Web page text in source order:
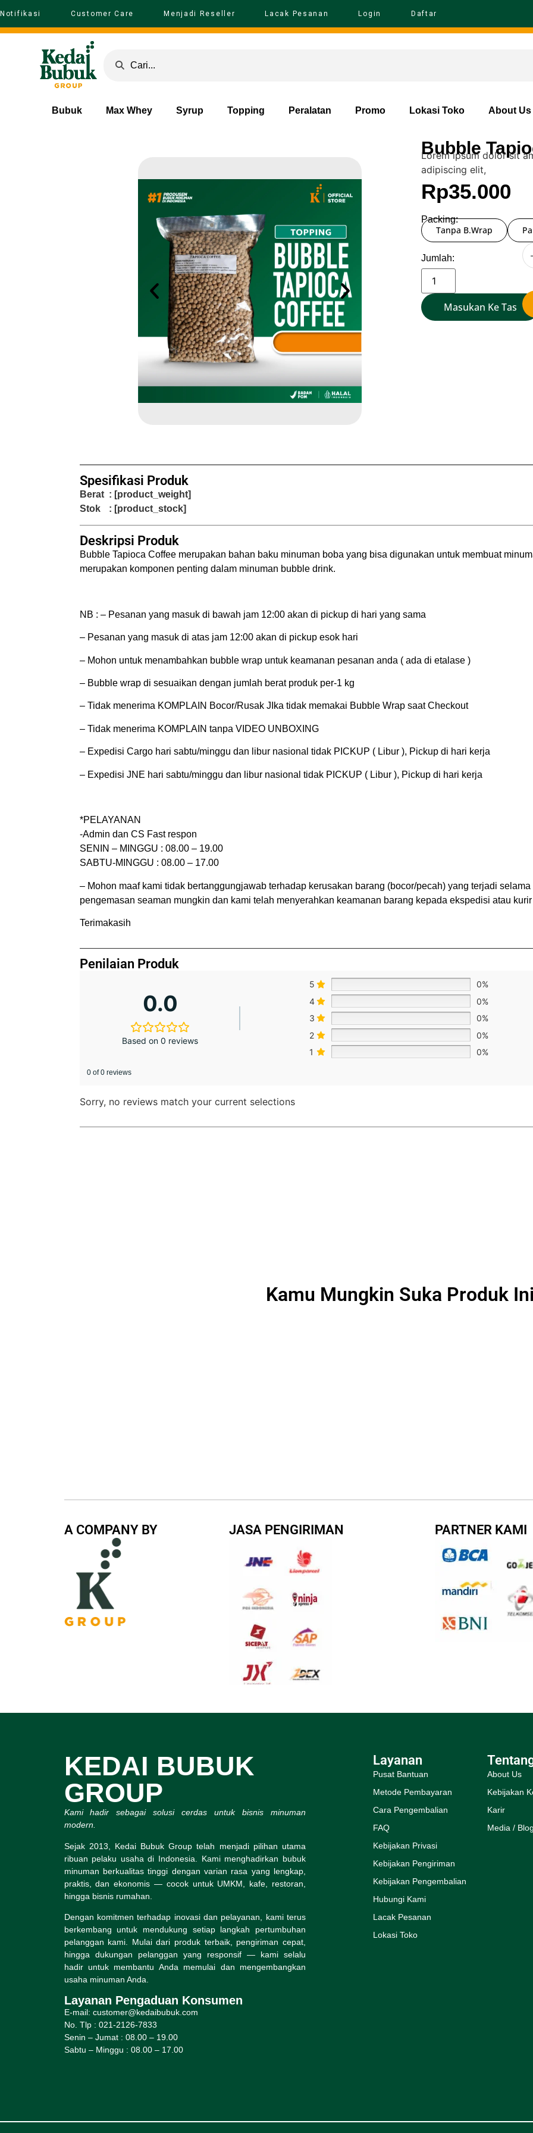
Notifikasi Customer Care Menjadi Reseller Lacak Pesanan Login Daftar
Bubuk Max Whey Syrup Topping Peralatan Promo Lokasi Toko About Us
Bubble
Lorem ipsum dolor sit
adipiscing elit,
Rp35.000
Packing:
Tanpa B.Wrap
Jumlah:
Add To Cart
Spesifikasi Produk
Berat : [product_weight]
Stok
: [product_stock]
Deskripsi Produk
Bubble Tapioca Coffee merupakan bahan baku minuman boba yang bisa digunakan untuk membuat
merupakan komponen penting dalam minuman bubble drink.
NB : – Pesanan yang masuk di bawah jam 12:00 akan di pickup di hari yang sama
– Pesanan yang masuk di atas jam 12:00 akan di pickup esok hari
– Mohon untuk menambahkan bubble wrap untuk keamanan pesanan anda ( ada di etalase )
– Bubble wrap di sesuaikan dengan jumlah berat produk per-1 kg
– Tidak menerima KOMPLAIN Bocor/Rusak JIka tidak memakai Bubble Wrap saat Checkout
– Tidak menerima KOMPLAIN tanpa VIDEO UNBOXING
– Expedisi Cargo hari sabtu/minggu dan libur nasional tidak PICKUP ( Libur ), Pickup di hari kerja
– Expedisi JNE hari sabtu/minggu dan libur nasional tidak PICKUP ( Libur ), Pickup di hari kerja
*PELAYANAN
-Admin dan CS Fast respon
SENIN – MINGGU : 08.00 – 19.00
SABTU-MINGGU : 08.00 – 17.00
– Mohon maaf kami tidak bertanggungjawab terhadap kerusakan barang (bocor/pecah) yang terjadi
pengemasan seaman mungkin dan kami telah menyerahkan keamanan barang kepada ekspedisi atau
Terimakasih
Penilaian Produk
0.0
Based on 0 reviews
5
0%
4
0%
3
0%
2
0%
1
0%
0 of 0 reviews
Sorry, no reviews match your current selections
Kamu Mungkin Suka Produk
A COMPANY BY JASA PENGIRIMAN PARTNER KAMI
KEDAI BUBUK
GROUP
Kami hadir sebagai solusi cerdas untuk bisnis minuman
modern.
Sejak 2013, Kedai Bubuk Group telah menjadi pilihan utama
ribuan pelaku usaha di Indonesia. Kami menghadirkan bubuk
minuman berkualitas tinggi dengan varian rasa yang lengkap,
praktis, dan ekonomis — cocok untuk UMKM, kafe, restoran,
hingga bisnis rumahan.
Dengan komitmen terhadap inovasi dan pelayanan, kami terus
berkembang untuk mendukung setiap langkah pertumbuhan
pelanggan kami. Mulai dari produk terbaik, pengiriman cepat,
hingga dukungan pelanggan yang responsif — kami selalu
hadir untuk membantu Anda memulai dan mengembangkan
usaha minuman Anda.
Layanan Pengaduan Konsumen
E-mail: customer@kedaibubuk.com
No. Tlp : 021-2126-7833
Senin – Jumat : 08.00 – 19.00
Sabtu – Minggu : 08.00 – 17.00
Layanan
Pusat Bantuan
Metode Pembayaran
Cara Pengembalian
FAQ
Kebijakan Privasi
Kebijakan Pengiriman
Kebijakan Pengembalian
Hubungi Kami
Lacak Pesanan
Lokasi Toko
About Us
Kebijakan
Karir
Media /